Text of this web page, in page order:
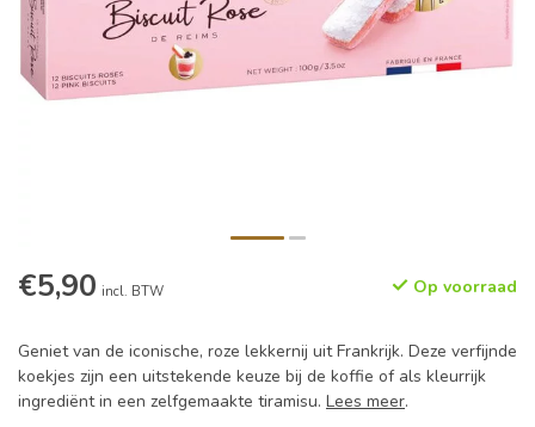
€5,90 incl. BTW Op voorraad
Geniet van de iconische, roze lekkernij uit Frankrijk. Deze verfijnde
koekjes zijn een uitstekende keuze bij de koffie of als kleurrijk
ingrediënt in een zelfgemaakte tiramisu. Lees meer.